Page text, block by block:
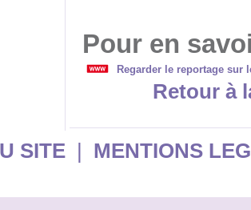
Pour en
Regarder le reportage sur
Retour à
SITE| MENTIONS